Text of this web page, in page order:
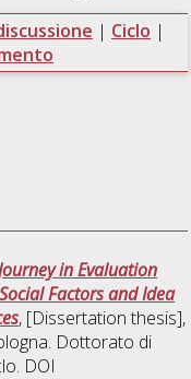
| Ciclo |
in Evaluation
Factors and Idea
, [Dissertation thesis],
Dottorato di
DOI